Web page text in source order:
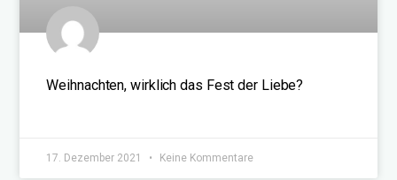
Weihnachten, wirklich das Fest der Liebe?
17. Dezember 2021 Keine Kommentare